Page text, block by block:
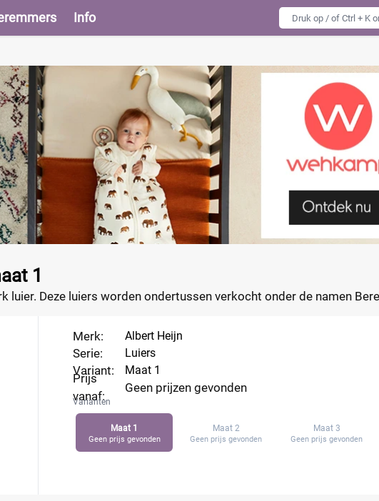
Info
1
luier. Deze luiers worden ondertussen verkocht onder de namen
Merk:
Serie:
Variant:
Prijs
vanaf:
Albert Heijn
Luiers
Maat 1
Geen prijzen gevonden
Varianten
Maat 1
Geen prijs gevonden
Maat 2
Geen prijs gevonden
Maat 3
Geen prijs gevonden